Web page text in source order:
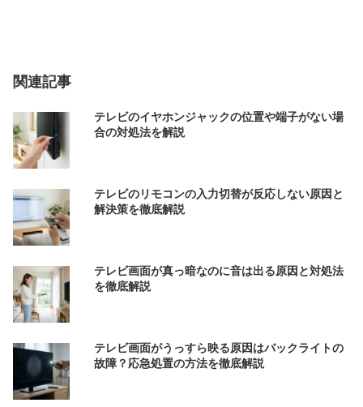
関連記事
テレビのイヤホンジャックの位置や端子がない場
合の対処法を解説
テレビのリモコンの入力切替が反応しない原因と
解決策を徹底解説
テレビ画面が真っ暗なのに音は出る原因と対処法
を徹底解説
テレビ画面がうっすら映る原因はバックライトの
故障？応急処置の方法を徹底解説